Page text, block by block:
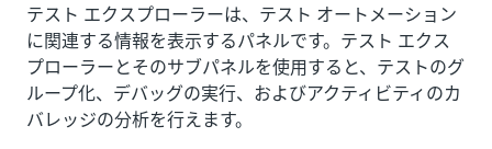
テスト エクスプローラーは、テスト オートメーション
に関連する情報を表示するパネルです。テスト エクス
プローラーとそのサブパネルを使用すると、テストのグ
ループ化、デバッグの実行、およびアクティビティのカ
バレッジの分析を行えます。